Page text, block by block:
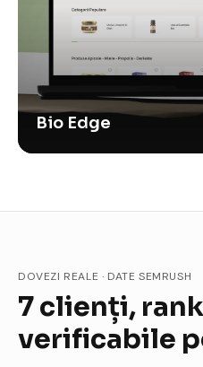
Bio Edge
DOVEZI REALE · DATE SEMRUSH
7 clienți,
verificabile